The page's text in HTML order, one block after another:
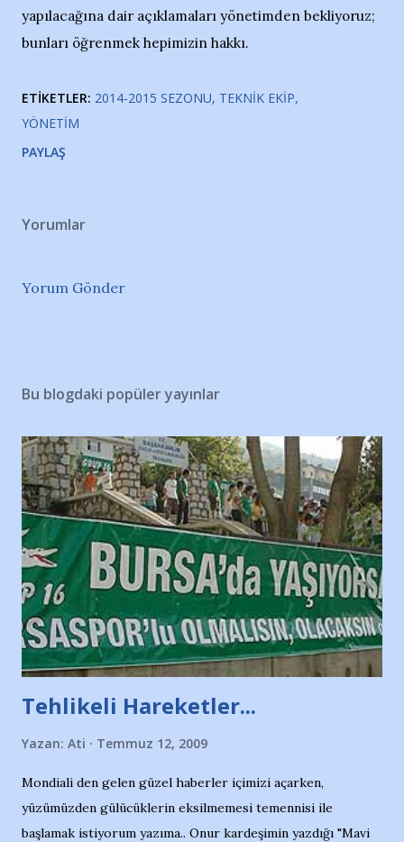
yapılacağına dair açıklamaları yönetimden bekliyoruz;
bunları öğrenmek hepimizin hakkı.
ETIKETLER: 2014-2015 SEZONU TEKNIK EKIP
YÖNETIM
PAYLAŞ
Yorumlar
Yorum Gönder
Bu blogdaki popüler yayınlar
Tehlikeli Hareketler...
Yazan: Ati Temmuz 12, 2009
Mondiali den gelen güzel haberler içimizi açarken,
yüzümüzden gülücüklerin eksilmemesi temennisi ile
başlamak istiyorum yazıma.. Onur kardeşimin yazdığı "Mavi